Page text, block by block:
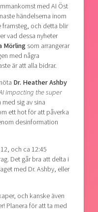
med AI Öst
händelserna inom
framsteg, och detta blir
vad dessa nyheter
Mörlingsom arrangerar
med några
är att alla bidrar.
Dr. Heather Ashby
impacting the super
sig av sina
ett hot för att påverka
desinformation
och ca 12:45
Det går bra att delta i
med Dr. Ashby, eller
och kanske även
Planera för att ta med